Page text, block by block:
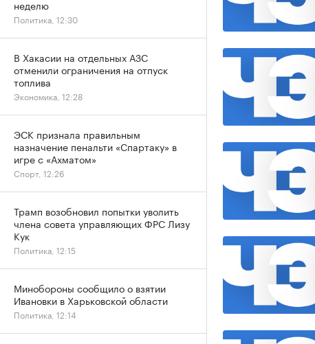
неделю
Политика, 12:30
В Хакасии на отдельных АЗС
отменили ограничения на отпуск
топлива
Экономика, 12:28
ЭСК признала правильным
назначение пенальти «Спартаку» в
игре с «Ахматом»
Спорт, 12:26
Трамп возобновил попытки уволить
члена совета управляющих ФРС Лизу
Кук
Политика, 12:15
Минобороны сообщило о взятии
Ивановки в Харьковской области
Политика, 12:14